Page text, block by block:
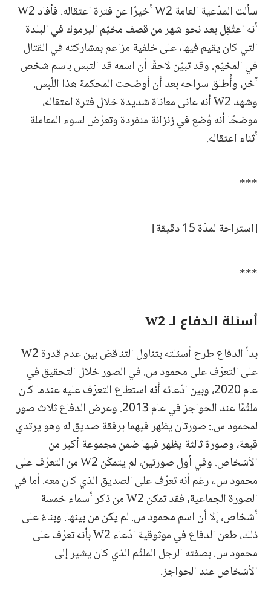
سألت المدّعية العامة W2 أخيرًا عن فترة اعتقاله. فأفاد W2
أنه اعتُقِل بعد نحو شهر من قصف مخيّم اليرموك في البلدة
التي كان يقيم فيها، على خلفية مزاعم بمشاركته في القتال
في المخيّم. وقد تبيّن لاحقًا أن اسمه قد التبس باسم شخص
آخر، وأُطلق سراحه بعد أن أوضحت المحكمة هذا اللّبس.
وشهد W2 أنه عانى معاناة شديدة خلال فترة اعتقاله،
موضحًا أنه وُضع في زنزانة منفردة وتعرّض لسوء المعاملة
أثناء اعتقاله.
***
[استراحة لمدّة 15 دقيقة]
***
أسئلة الدفاع لـ W2
بدأ الدفاع طرح أسئلته بتناول التناقض بين عدم قدرة W2
على التعرّف على محمود س. في الصور خلال التحقيق في
عام 2020، وبين ادّعائه أنه استطاع التعرّف عليه عندما كان
ملثّمًا عند الحواجز في عام 2013. وعرض الدفاع ثلاث صور
لمحمود س.: صورتان يظهر فيهما برفقة صديق له وهو يرتدي
قبعة، وصورة ثالثة يظهر فيها ضمن مجموعة أكبر من
الأشخاص. وفي أول صورتين، لم يتمكّن W2 من التعرّف على
محمود س.، رغم أنه تعرّف على الصديق الذي كان معه. أما في
الصورة الجماعية، فقد تمكن W2 من ذكر أسماء خمسة
أشخاص، إلا أن اسم محمود س. لم يكن من بينها. وبناءً على
ذلك، طعن الدفاع في موثوقية ادّعاء W2 بأنه تعرّف على
محمود س. بصفته الرجل الملثّم الذي كان يشير إلى
الأشخاص عند الحواجز.